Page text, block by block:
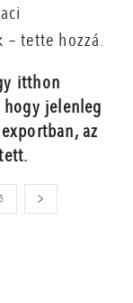
tette hozzá.
itthon
jelenleg
az